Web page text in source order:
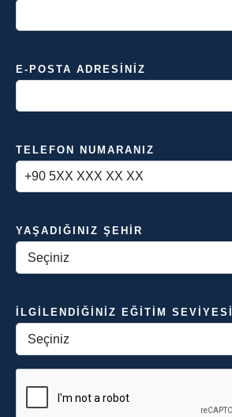
E-POSTA ADRESINIZ
TELEFON NUMARANIZ
YAŞADIĞINIZ ŞEHIR
İLGILENDIĞINIZ EĞITIM SEVIYESI